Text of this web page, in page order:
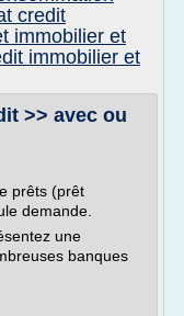
credit
immobilier et
immobilier et
>> avec ou
prêts (prêt
demande.
une
banques